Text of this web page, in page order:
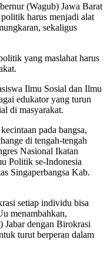
(Wagub) Jawa Barat
harus menjadi alat
sekaligus
yang maslahat harus
Ilmu Sosial dan Ilmu
edukator yang turun
di masyarakat.
pada bangsa,
di tengah-tengah
Nasional Ikatan
Politik se-Indonesia
Singaperbangsa Kab.
setiap individu bisa
menambahkan,
Jabar dengan Birokrasi
turut berperan dalam